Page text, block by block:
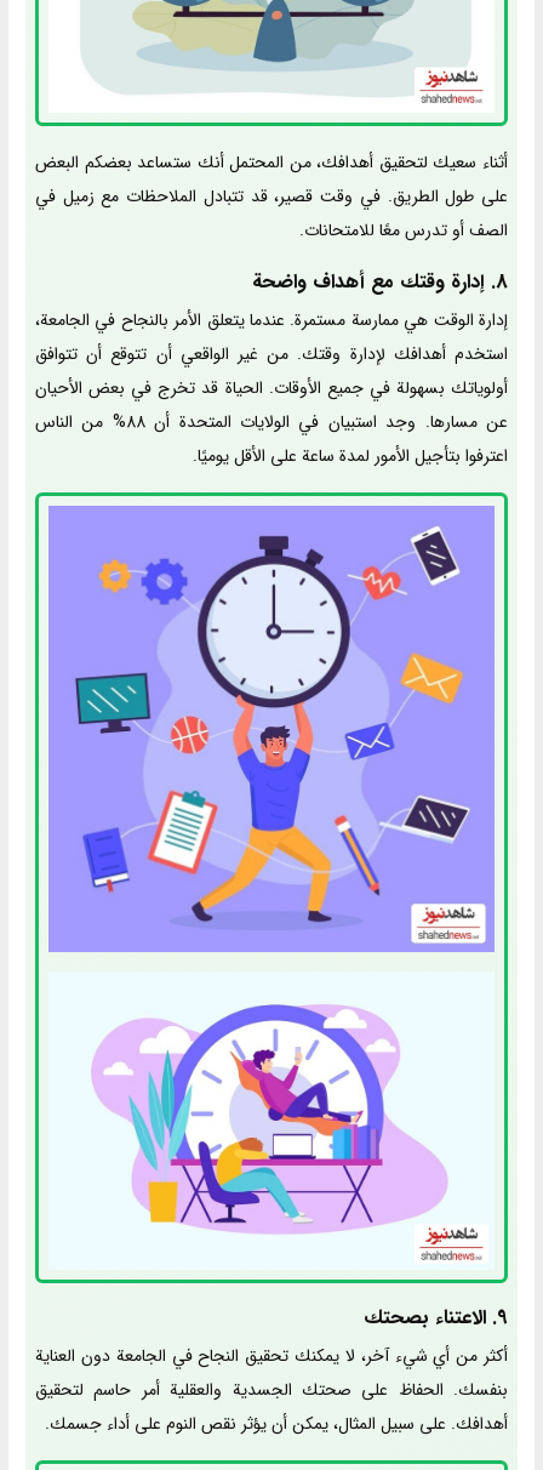
أثناء سعيك لتحقيق أهدافك، من المحتمل أنك ستساعد بعضكم البعض
على طول الطريق. في وقت قصير، قد تتبادل الملاحظات مع زميل في
الصف أو تدرس معًا للامتحانات.
8. إدارة وقتك مع أهداف واضحة
إدارة الوقت هي ممارسة مستمرة. عندما يتعلق الأمر بالنجاح في الجامعة،
استخدم أهدافك لإدارة وقتك. من غير الواقعي أن تتوقع أن تتوافق
أولوياتك بسهولة في جميع الأوقات. الحياة قد تخرج في بعض الأحيان
عن مسارها. وجد استبيان في الولايات المتحدة أن 88% من الناس
اعترفوا بتأجيل الأمور لمدة ساعة على الأقل يوميًا.
9. الاعتناء بصحتك
أكثر من أي شيء آخر، لا يمكنك تحقيق النجاح في الجامعة دون العناية
بنفسك. الحفاظ على صحتك الجسدية والعقلية أمر حاسم لتحقيق
أهدافك. على سبيل المثال، يمكن أن يؤثر نقص النوم على أداء جسمك.